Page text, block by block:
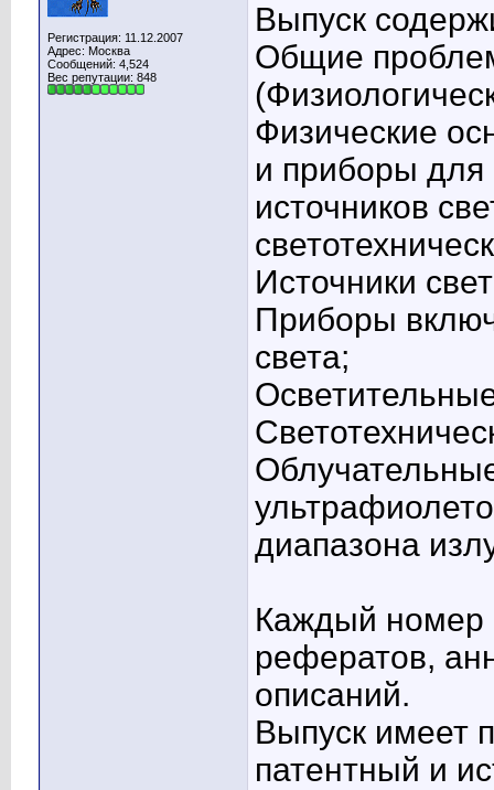
Регистрация: 11.12.2007
Адрес: Москва
Сообщений: 4,524
Вес репутации: 848
Выпуск
Общие
Физические
и приборы для
источников
Источники
Приборы
света;
диапазона
Каждый номер
рефератов,
описаний.
Выпуск имеет
патентный и